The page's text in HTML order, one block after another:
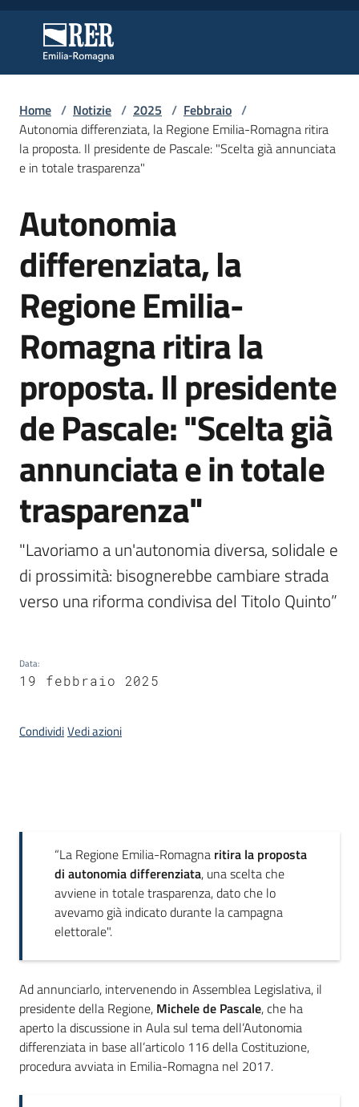
Regione Emilia-Romagna
Regione Emilia-Romagna
Regione
Servizi
Leggi
Atti
Bandi
Argomenti
Campagne
di
comunicazione
Seguici
Home / Notizie / 2025 / Febbraio /
Autonomia differenziata, la Regione Emilia-Romagna ritira
la proposta. Il presidente de Pascale: "Scelta già annunciata
e in totale trasparenza"
Salta al contenuto
Autonomia
differenziata, la
Regione Emilia-
Romagna ritira la
proposta. Il presidente
de Pascale: "Scelta già
annunciata e in totale
trasparenza"
"Lavoriamo a un'autonomia diversa, solidale e
di prossimità: bisognerebbe cambiare strada
verso una riforma condivisa del Titolo Quinto”
Data:
19 febbraio 2025
CondividiVedi azioni
Introduzione
“La Regione Emilia-Romagna ritira la proposta
di autonomia differenziata, una scelta che
avviene in totale trasparenza, dato che lo
avevamo già indicato durante la campagna
elettorale".
Ad annunciarlo, intervenendo in Assemblea Legislativa, il
presidente della Regione, Michele de Pascale, che ha
aperto la discussione in Aula sul tema dell’Autonomia
differenziata in base all’articolo 116 della Costituzione,
procedura avviata in Emilia-Romagna nel 2017.